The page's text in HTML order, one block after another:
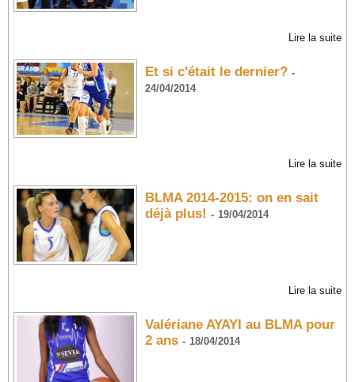
Lire la suite
Et si c'était le dernier? -
24/04/2014
Lire la suite
BLMA 2014-2015: on en sait
déjà plus! - 19/04/2014
Lire la suite
Valériane AYAYI au BLMA pour
2 ans - 18/04/2014